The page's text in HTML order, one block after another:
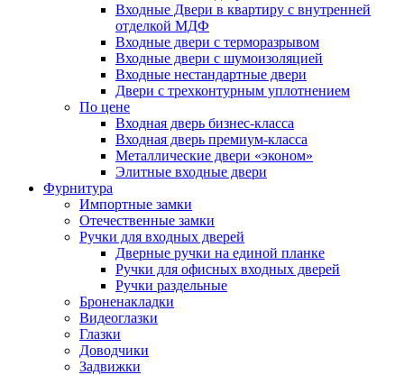
Входные Двери в квартиру с внутренней
отделкой МДФ
Входные двери с терморазрывом
Входные двери с шумоизоляцией
Входные нестандартные двери
Двери с трехконтурным уплотнением
По цене
Входная дверь бизнес-класса
Входная дверь премиум-класса
Металлические двери «эконом»
Элитные входные двери
Фурнитура
Импортные замки
Отечественные замки
Ручки для входных дверей
Дверные ручки на единой планке
Ручки для офисных входных дверей
Ручки раздельные
Броненакладки
Видеоглазки
Глазки
Доводчики
Задвижки